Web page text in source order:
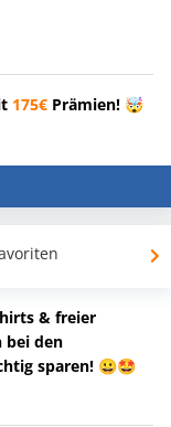
175€ Prämien! 🤯
& freier
bei den
sparen! 😀🤩